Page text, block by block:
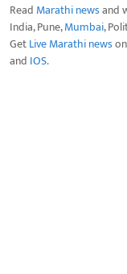
Read Marathi newsand
India, Pune,Mumbai,
GetLive Marathi news
and IOS.